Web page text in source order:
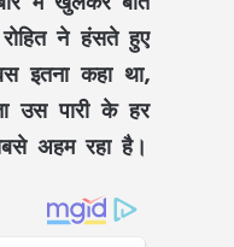
ने हंसते हुए
इतना कहा था,
उस पारी के हर
अहम रहा है।